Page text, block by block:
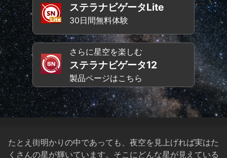
ステラナビゲータLite
30日間無料体験
さらに星空を楽しむ
ステラナビゲータ12
製品ページはこちら
たとえ街明かりの中であっても、夜空を見上げれば実はた
くさんの星が輝いています。そこにどんな星が見えている